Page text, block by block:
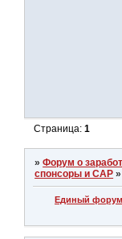
Страница:1
»Форум о
спонсоры и САР
Единый